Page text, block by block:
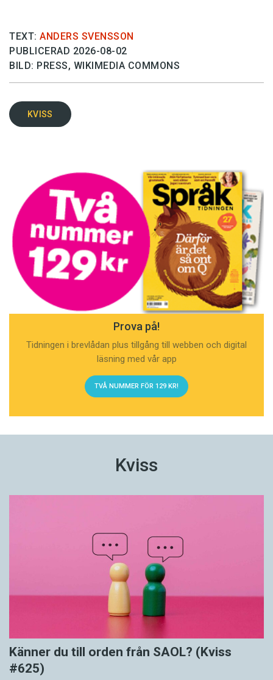
TEXT: ANDERS SVENSSON
PUBLICERAD 2026-08-02
BILD: PRESS, WIKIMEDIA COMMONS
KVISS
Prova på!
Tidningen i brevlådan plus tillgång till webben och digital
läsning med vår app
TVÅ NUMMER FÖR 129 KR!
Kviss
Känner du till orden från SAOL? (Kviss
#625)